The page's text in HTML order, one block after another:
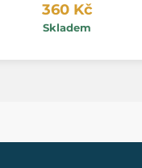
360 Kč
Skladem